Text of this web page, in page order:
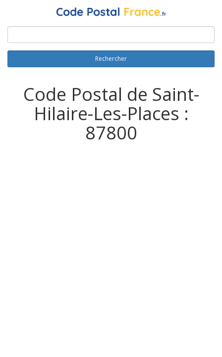
Rechercher
Code Postal de Saint-
Hilaire-Les-Places :
87800